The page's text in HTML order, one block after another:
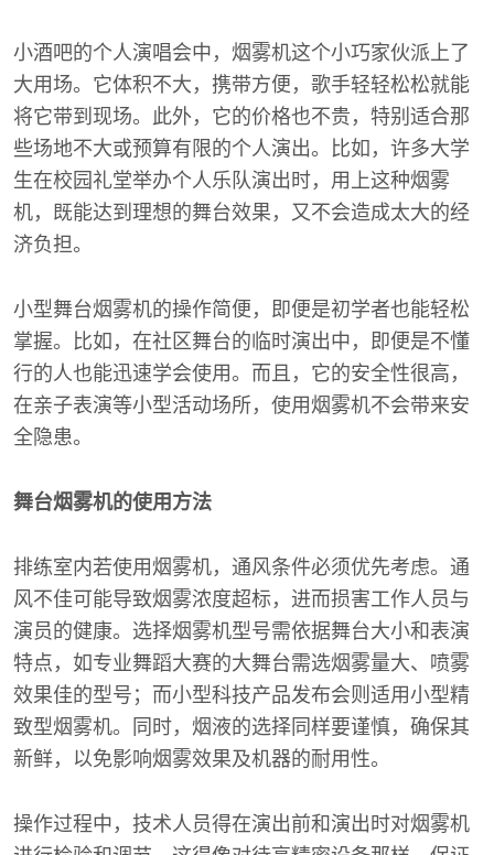
小酒吧的个人演唱会中，烟雾机这个小巧家伙派上了
大用场。它体积不大，携带方便，歌手轻轻松松就能
将它带到现场。此外，它的价格也不贵，特别适合那
些场地不大或预算有限的个人演出。比如，许多大学
生在校园礼堂举办个人乐队演出时，用上这种烟雾
机，既能达到理想的舞台效果，又不会造成太大的经
济负担。
小型舞台烟雾机的操作简便，即便是初学者也能轻松
掌握。比如，在社区舞台的临时演出中，即便是不懂
行的人也能迅速学会使用。而且，它的安全性很高，
在亲子表演等小型活动场所，使用烟雾机不会带来安
全隐患。
舞台烟雾机的使用方法
排练室内若使用烟雾机，通风条件必须优先考虑。通
风不佳可能导致烟雾浓度超标，进而损害工作人员与
演员的健康。选择烟雾机型号需依据舞台大小和表演
特点，如专业舞蹈大赛的大舞台需选烟雾量大、喷雾
效果佳的型号；而小型科技产品发布会则适用小型精
致型烟雾机。同时，烟液的选择同样要谨慎，确保其
新鲜，以免影响烟雾效果及机器的耐用性。
操作过程中，技术人员得在演出前和演出时对烟雾机